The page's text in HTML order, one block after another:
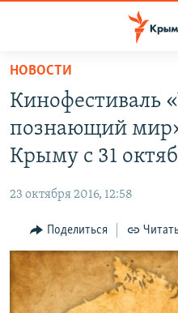
Вернуться
основному
содержанию
Вернутся
главной
навигации
Вернутся
поиску
НОВОСТИ
СПЕЦПРОЕКТЫ
11 ЛЕТ ОККУПАЦИИ КРЫМА.
ВОДА
ЕЩЕ
ИНТЕРАКТИВ
ИНФОГРАФИКА
ТЕЛЕПРОЕКТ КРЫМ.РЕАЛИИ
РАДІО СВОБОДА
КАК ОБОЙТИ
Українською
НОВОСТИ
Кинофестиваль
познающий
Крыму с 31
23 октября 2016, 12:58
Поделиться